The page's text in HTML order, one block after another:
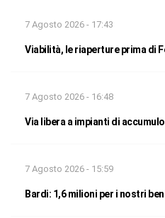
7 Agosto 2026 - 17:43
Viabilità, le riaperture prima di
7 Agosto 2026 - 16:48
Via libera a impianti di
7 Agosto 2026 - 15:59
Bardi: 1,6 milioni per i nostri